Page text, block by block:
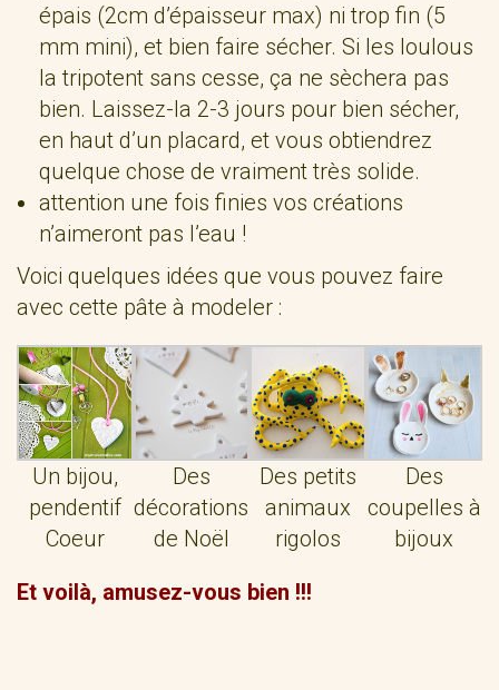
épais (2cm d’épaisseur max) ni trop fin (5
mm mini), et bien faire sécher. Si les loulous
la tripotent sans cesse, ça ne sèchera pas
bien. Laissez-la 2-3 jours pour bien sécher,
en haut d’un placard, et vous obtiendrez
quelque chose de vraiment très solide.
attention une fois finies vos créations
n’aimeront pas l’eau !
Voici quelques idées que vous pouvez faire
avec cette pâte à modeler :
Un bijou,
pendentif
Coeur
Des
décorations
de Noël
Des petits
animaux
rigolos
Des
coupelles à
bijoux
Et voilà, amusez-vous bien !!!